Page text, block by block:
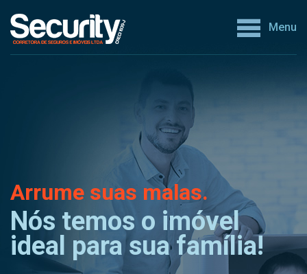
Menu
Arrume suas malas.
Nós temos o imóvel
ideal para sua família!